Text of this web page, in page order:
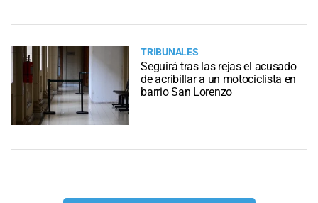
TRIBUNALES
Seguirá tras las rejas el acusado
de acribillar a un motociclista en
barrio San Lorenzo